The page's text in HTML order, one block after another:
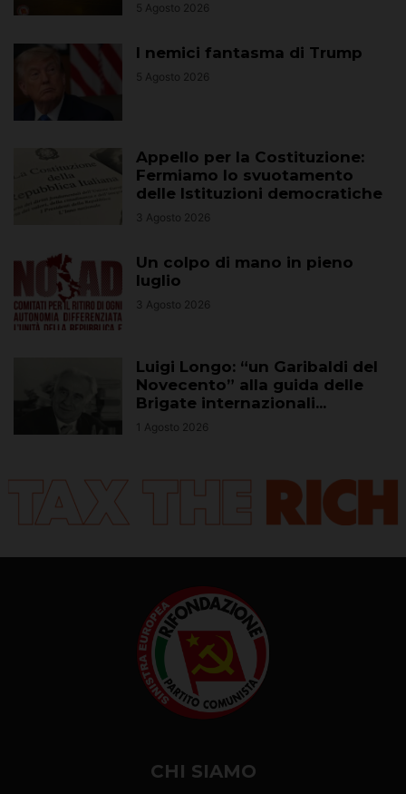
5 Agosto 2026
I nemici fantasma di Trump
5 Agosto 2026
Appello per la Costituzione:
Fermiamo lo svuotamento
delle Istituzioni democratiche
3 Agosto 2026
Un colpo di mano in pieno
luglio
3 Agosto 2026
Luigi Longo: “un Garibaldi del
Novecento” alla guida delle
Brigate internazionali...
1 Agosto 2026
CHI SIAMO